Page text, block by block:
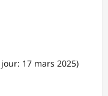
17 mars 2025)